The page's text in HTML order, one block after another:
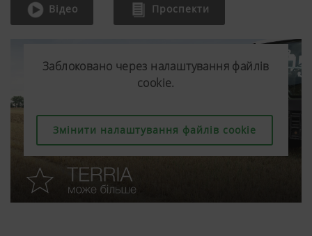
Відео Проспекти
Заблоковано через налаштування файлів
cookie.
Змінити налаштування файлів cookie
Заблоковано через налаштування файлів
cookie.
Змінити налаштування файлів cookie
Заблоковано через налаштування файлів
cookie.
Змінити налаштування файлів cookie